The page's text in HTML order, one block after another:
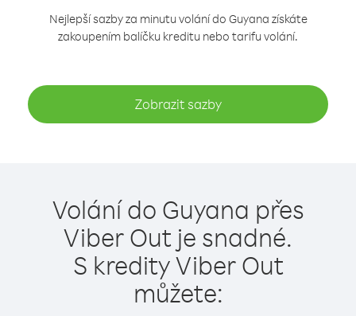
Nejlepší sazby za minutu volání do Guyana získáte
zakoupením balíčku kreditu nebo tarifu volání.
Zobrazit sazby
Volání do Guyana přes
Viber Out je snadné.
S kredity Viber Out
můžete: